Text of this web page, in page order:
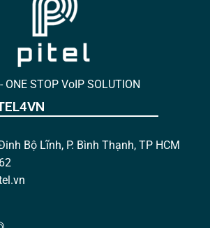
ONE STOP VoIP SOLUTION
Bộ Lĩnh, P. Bình Thạnh, TP HCM